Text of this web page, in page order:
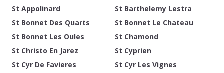
St Appolinard
St Barthelemy Lestra
St Bonnet Des Quarts
St Bonnet Le Chateau
St Bonnet Les Oules
St Chamond
St Christo En Jarez
St Cyprien
St Cyr De Favieres
St Cyr Les Vignes